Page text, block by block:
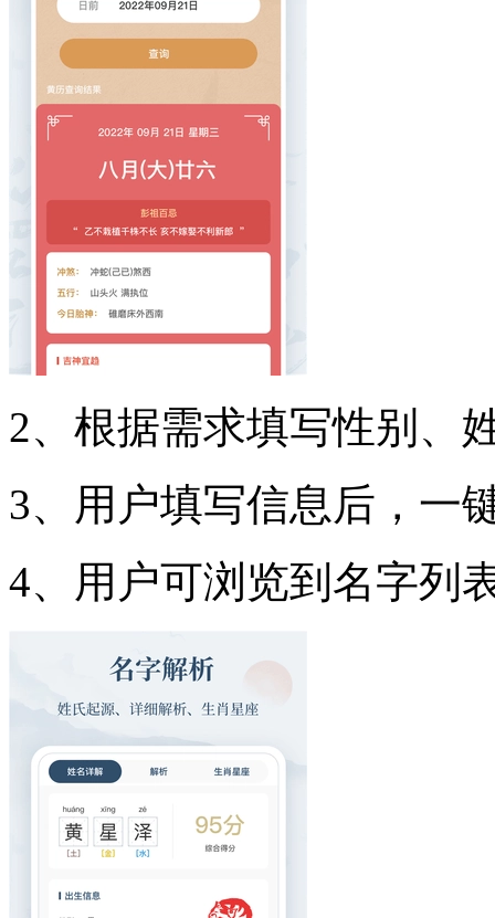
2、根据需求填写性别、
3、用户填写信息后，一
4、用户可浏览到名字列